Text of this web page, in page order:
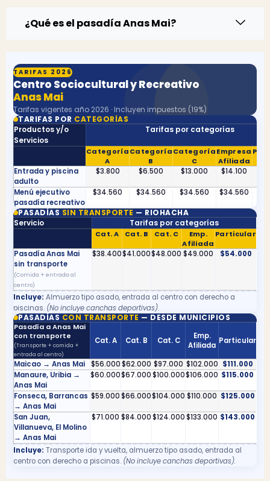
¿Qué es el pasadía Anas Mai?
TARIFAS 2026
Centro Sociocultural y Recreativo
Anas Mai
Tarifas vigentes año 2026 · Incluyen impuestos (19%)
TARIFAS POR CATEGORÍAS
Productos y/o
Servicios
Tarifas por categorías
Categoría
A
Categoría
B
Categoría
C
Empresa
Afiliada
Entrada y piscina
adulto
$3.800 $6.500 $13.000 $14.100
Menú ejecutivo
pasadía recreativo
$34.560 $34.560 $34.560 $34.560
PASADÍAS SIN TRANSPORTE — RIOHACHA
Servicio
Tarifas por categorías
Cat. A Cat. B Cat. C
Emp.
Afiliada
Particular
Pasadía Anas Mai
sin transporte
(Comida + entrada al
centro)
$38.400$41.000$48.000 $49.000 $54.000
Incluye: Almuerzo tipo asado, entrada al centro con derecho a
piscinas. (No incluye canchas deportivas).
PASADÍAS CON TRANSPORTE — DESDE MUNICIPIOS
Pasadía a Anas Mai
con transporte
(Transporte + comida +
entrada al centro)
Cat. A Cat. B Cat. C
Emp.
Afiliada Particular
Maicao → Anas Mai $56.000$62.000 $97.000 $102.000 $111.000
Manaure, Uribia →
Anas Mai
$60.000$67.000$100.000$106.000 $115.000
Fonseca, Barrancas
→ Anas Mai
$59.000$66.000$104.000 $110.000 $125.000
San Juan,
Villanueva, El Molino
→ Anas Mai
$71.000 $84.000$124.000$133.000 $143.000
Incluye: Transporte ida y vuelta, almuerzo tipo asado, entrada al
centro con derecho a piscinas. (No incluye canchas deportivas).